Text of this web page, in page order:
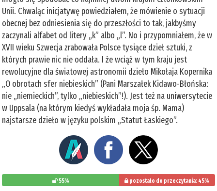
Unii. Chwaląc inicjatywę powiedziałem, że mówienie o sytuacji
obecnej bez odniesienia się do przeszłości to tak, jakbyśmy
zaczynali alfabet od litery „k” albo „l”. No i przypomniałem, że w
XVII wieku Szwecja zrabowała Polsce tysiące dzieł sztuki, z
których prawie nic nie oddała. I że wciąż w tym kraju jest
rewolucyjne dla światowej astronomii dzieło Mikołaja Kopernika
„O obrotach sfer niebieskich” (Pani Marszałek Kidawo-Błońska:
nie „niemieckich”, tylko „niebieskich”!). Jest też na uniwersytecie
w Uppsala (na którym kiedyś wykładała moja śp. Mama)
najstarsze dzieło w języku polskim „Statut Łaskiego”.
55% pozostało do przeczytania: 45%